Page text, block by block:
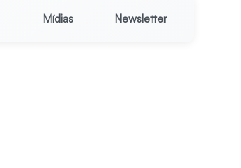
Mídias Newsletter